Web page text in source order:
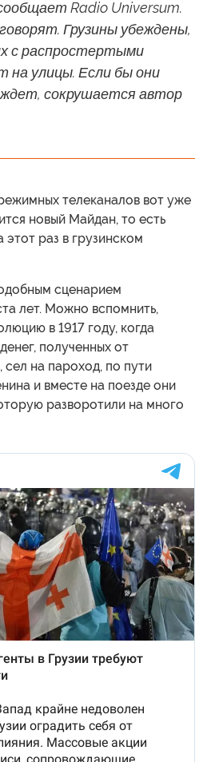
Radio Universum.
Грузины убеждены,
с распростертыми
на улицы. Если бы они
сокрушается автор
телеканалов вот уже
новый Майдан, то есть
раз в грузинском
сценарием
лет. Можно вспомнить,
в 1917 году, когда
полученных от
сел на пароход, по пути
и вместе на поезде они
разворотили на много